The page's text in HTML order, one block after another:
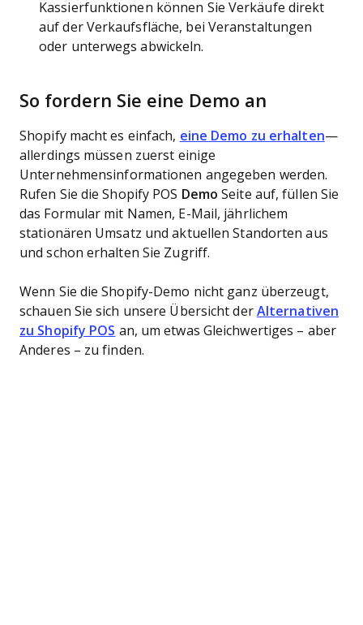
Kassierfunktionen können Sie Verkäufe direkt
auf der Verkaufsfläche, bei Veranstaltungen
oder unterwegs abwickeln.
So fordern Sie eine Demo an
Shopify macht es einfach, eine Demo zu erhalten—
allerdings müssen zuerst einige
Unternehmensinformationen angegeben werden.
Rufen Sie die Shopify POS Demo Seite auf, füllen Sie
das Formular mit Namen, E-Mail, jährlichem
stationären Umsatz und aktuellen Standorten aus
und schon erhalten Sie Zugriff.
Wenn Sie die Shopify-Demo nicht ganz überzeugt,
schauen Sie sich unsere Übersicht der Alternativen
zu Shopify POS an, um etwas Gleichwertiges – aber
Anderes – zu finden.